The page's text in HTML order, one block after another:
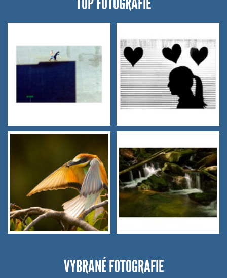
VYBRANÉ FOTOGRAFIE